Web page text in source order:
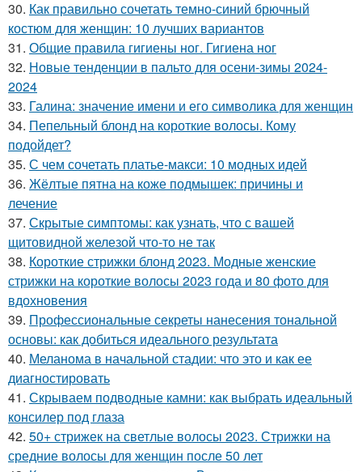
30. Как правильно сочетать темно-синий брючный
костюм для женщин: 10 лучших вариантов
31. Общие правила гигиены ног. Гигиена ног
32. Новые тенденции в пальто для осени-зимы 2024-
2024
33. Галина: значение имени и его символика для женщин
34. Пепельный блонд на короткие волосы. Кому
подойдет?
35. С чем сочетать платье-макси: 10 модных идей
36. Жёлтые пятна на коже подмышек: причины и
лечение
37. Скрытые симптомы: как узнать, что с вашей
щитовидной железой что-то не так
38. Короткие стрижки блонд 2023. Модные женские
стрижки на короткие волосы 2023 года и 80 фото для
вдохновения
39. Профессиональные секреты нанесения тональной
основы: как добиться идеального результата
40. Меланома в начальной стадии: что это и как ее
диагностировать
41. Скрываем подводные камни: как выбрать идеальный
консилер под глаза
42. 50+ стрижек на светлые волосы 2023. Стрижки на
средние волосы для женщин после 50 лет